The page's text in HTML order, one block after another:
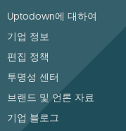
Uptodown에 대하여
기업 정보
편집 정책
투명성 센터
브랜드 및 언론 자료
기업 블로그